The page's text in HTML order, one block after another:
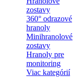
zostavy
360° odrazové
hranoly
Minihranolové
zostavy
Hranoly pre
monitoring
Viac kategórií